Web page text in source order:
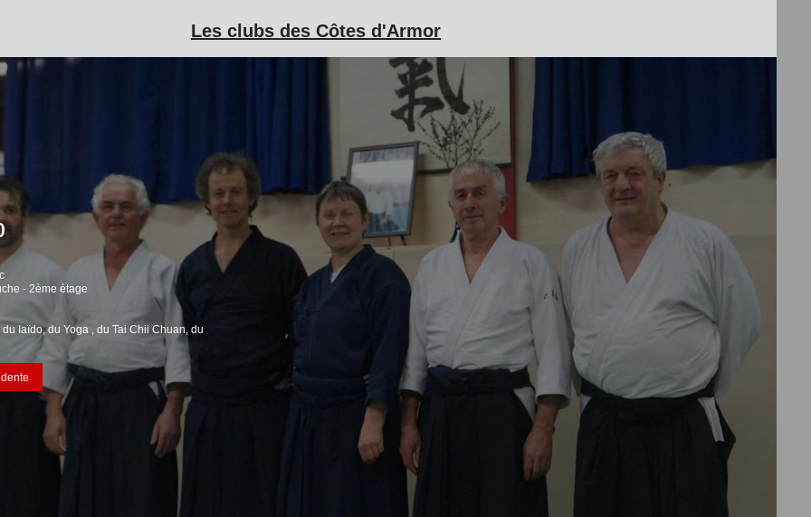
Les clubs des Côtes d'Armor
- 2ème étage
Iaïdo, du Yoga , du Tai Chii Chuan, du